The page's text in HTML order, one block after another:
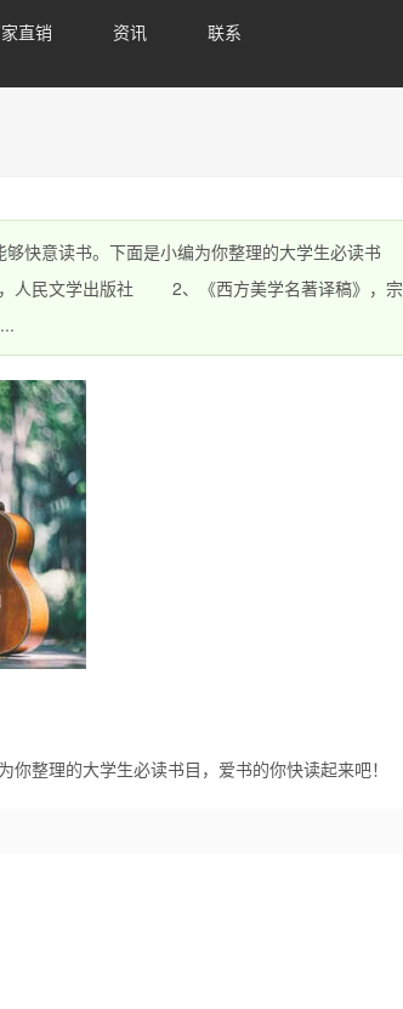
直销 资讯 联系
意读书。下面是小编为你整理的大学生必读书
民文学出版社 2、《西方美学名著译稿》，宗
整理的大学生必读书目，爱书的你快读起来吧！